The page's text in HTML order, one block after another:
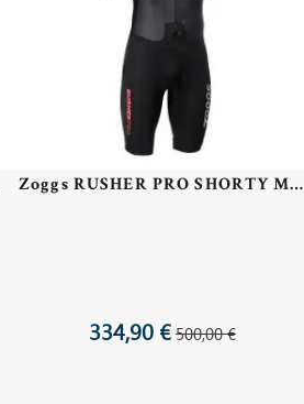
Zoggs RUSHER PRO SHORTY MAN Black Red - Combinaison Swimrun Homme
334,90 €500,00 €